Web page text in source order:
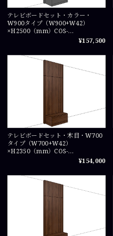
テレビボードセット・カラー・
W900タイプ（W900+W42）
×H2500（mm）COS-
¥157,500
テレビボードセット・木目・W700
タイプ（W700+W42）
×H2350（mm）COS-
¥154,000